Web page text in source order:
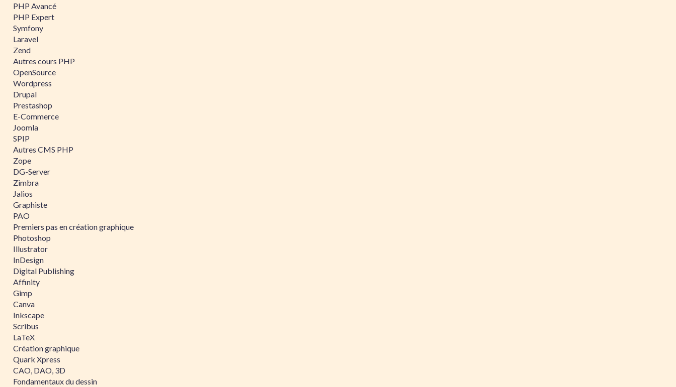
PHP Avancé
PHP Expert
Symfony
Laravel
Zend
Autres cours PHP
OpenSource
Wordpress
Drupal
Prestashop
E-Commerce
Joomla
SPIP
Autres CMS PHP
Zope
DG-Server
Zimbra
Jalios
Graphiste
PAO
Premiers pas en création graphique
Photoshop
Illustrator
InDesign
Digital Publishing
Affinity
Gimp
Canva
Inkscape
Scribus
LaTeX
Création graphique
Quark Xpress
CAO, DAO, 3D
Fondamentaux du dessin